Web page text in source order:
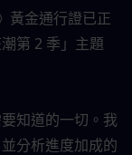
黃金通行證已正
第 2 季」主題
知道的一切。我
分析進度加成的